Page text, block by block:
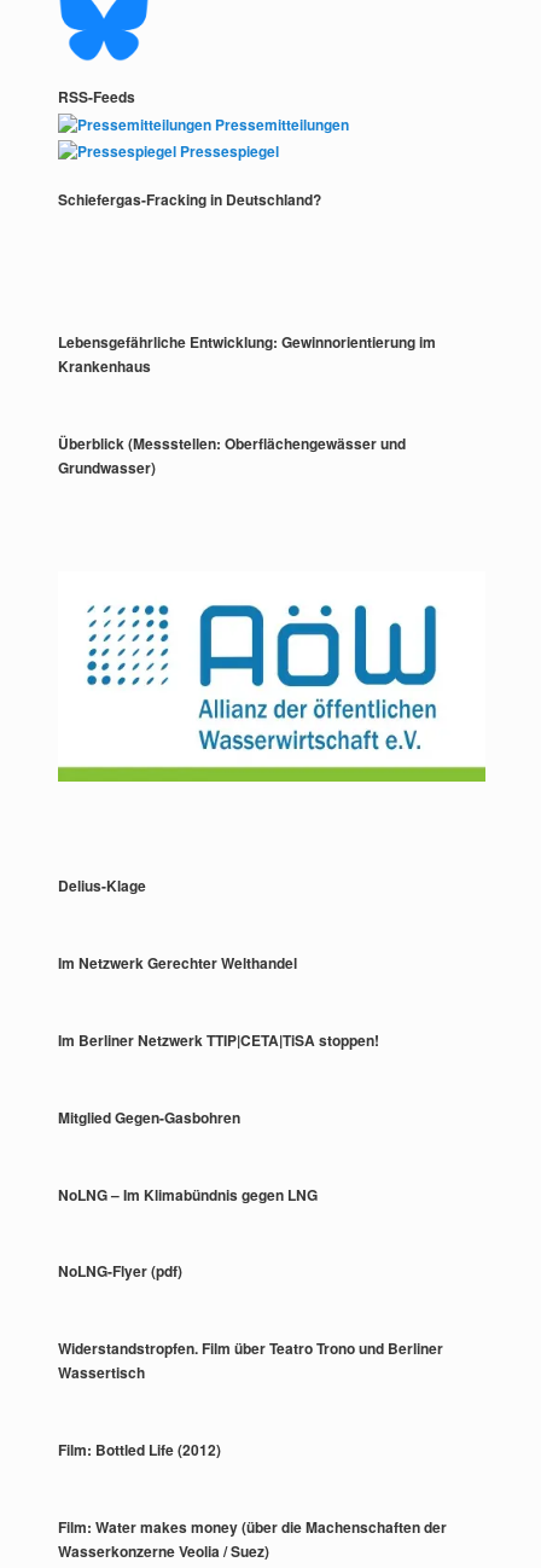
RSS-Feeds
Pressemitteilungen
Pressespiegel
Schiefergas-Fracking in Deutschland?
Lebensgefährliche Entwicklung: Gewinnorientierung im
Krankenhaus
Überblick (Messstellen: Oberflächengewässer und
Grundwasser)
Delius-Klage
Im Netzwerk Gerechter Welthandel
Im Berliner Netzwerk TTIP|CETA|TiSA stoppen!
Mitglied Gegen-Gasbohren
NoLNG – Im Klimabündnis gegen LNG
NoLNG-Flyer (pdf)
Widerstandstropfen. Film über Teatro Trono und Berliner
Wassertisch
Film: Bottled Life (2012)
Film: Water makes money (über die Machenschaften der
Wasserkonzerne Veolia / Suez)